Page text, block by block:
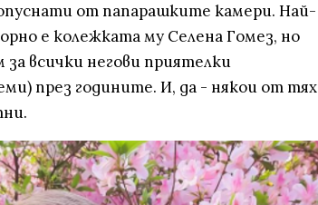
от папарашките камери. Най-
е колежката му Селена Гомез, но
всички негови приятелки
през годините. И, да - някои от тях